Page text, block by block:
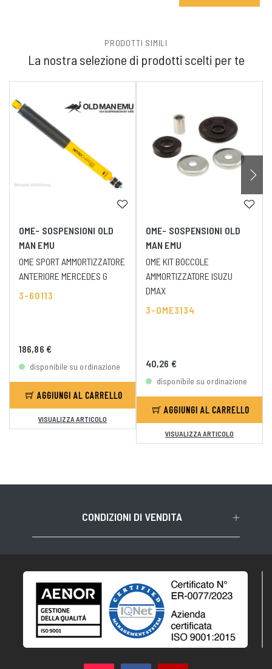
PRODOTTI SIMILI
La nostra selezione di prodotti scelti per te
OME- SOSPENSIONI OLD
MAN EMU
OME SPORT AMMORTIZZATORE
ANTERIORE MERCEDES G
3-60113
186,86 €
disponibile su ordinazione
AGGIUNGI AL CARRELLO
VISUALIZZA ARTICOLO
OME- SOSPENSIONI OLD
MAN EMU
OME KIT BOCCOLE
AMMORTIZZATORE ISUZU
DMAX
3-OME3134
40,26 €
disponibile su ordinazione
AGGIUNGI AL CARRELLO
VISUALIZZA ARTICOLO
CONDIZIONI DI VENDITA